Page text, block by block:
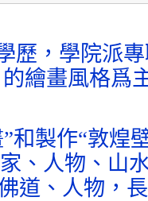
歷，學院派
繪畫風格爲
和製作“敦煌
、人物、山
道、人物，